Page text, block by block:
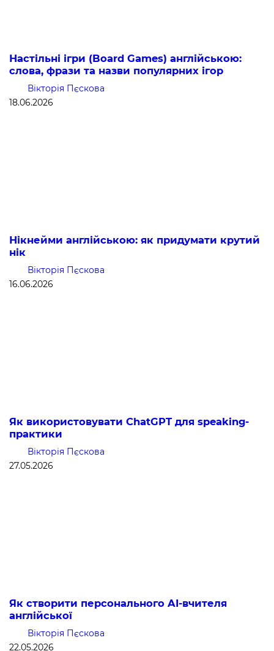
Настільні ігри (Board Games) англійською:
слова, фрази та назви популярних ігор
Вікторія Пєскова
18.06.2026
Нікнейми англійською: як придумати крутий
нік
Вікторія Пєскова
16.06.2026
Як використовувати ChatGPT для speaking-
практики
Вікторія Пєскова
27.05.2026
Як створити персонального AI-вчителя
англійської
Вікторія Пєскова
22.05.2026